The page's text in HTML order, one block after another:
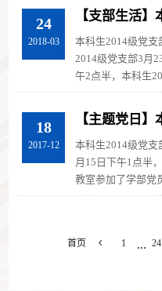
24
2018-03
【支部生活】
民主评议生活
本科生2014级党
2014级党支部3月
午2点半，本科生
举办了三月党组织
18
2017-12
【主题党日】
党组织生活会
本科生2014级党
月15日下午1点半
教室参加了学部党
次党员大会由刘昭
首页  1 24